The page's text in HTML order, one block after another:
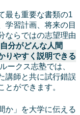
最も重要な書類の1
学習計画、将来の目
ならではの志望理由
自分がどんな人間
りやすく説明できる
ルークス志塾では、
講師と共に試行錯誤
とができます。
か」を大学に伝える